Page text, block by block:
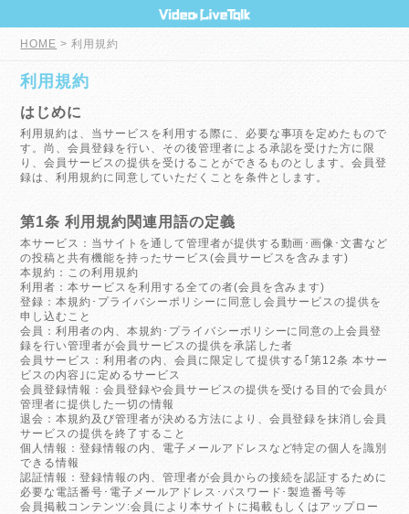
HOME > 利用規約
利用規約
はじめに
利用規約は、当サービスを利用する際に、必要な事項を定めたもので
す。尚、会員登録を行い、その後管理者による承認を受けた方に限
り、会員サービスの提供を受けることができるものとします。会員登
録は、利用規約に同意していただくことを条件とします。
第1条 利用規約関連用語の定義
本サービス：当サイトを通して管理者が提供する動画･画像･文書など
の投稿と共有機能を持ったサービス(会員サービスを含みます)
本規約：この利用規約
利用者：本サービスを利用する全ての者(会員を含みます)
登録：本規約･プライバシーポリシーに同意し会員サービスの提供を
申し込むこと
会員：利用者の内、本規約･プライバシーポリシーに同意の上会員登
録を行い管理者が会員サービスの提供を承諾した者
会員サービス：利用者の内、会員に限定して提供する｢第12条 本サー
ビスの内容｣に定めるサービス
会員登録情報：会員登録や会員サービスの提供を受ける目的で会員が
管理者に提供した一切の情報
退会：本規約及び管理者が決める方法により、会員登録を抹消し会員
サービスの提供を終了すること
個人情報：登録情報の内、電子メールアドレスなど特定の個人を識別
できる情報
認証情報：登録情報の内、管理者が会員からの接続を認証するために
必要な電話番号･電子メールアドレス･パスワード･製造番号等
会員掲載コンテンツ:会員により本サイトに掲載もしくはアップロー